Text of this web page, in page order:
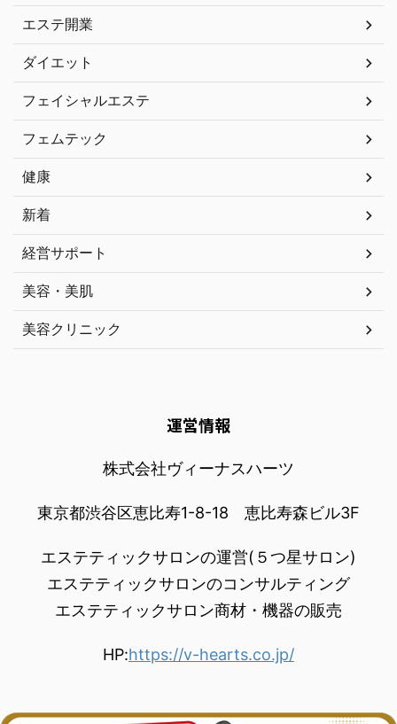
エステ開業
ダイエット
フェイシャルエステ
フェムテック
健康
新着
経営サポート
美容・美肌
美容クリニック
運営情報
株式会社ヴィーナスハーツ
東京都渋谷区恵比寿1-8-18 恵比寿森ビル3F
エステティックサロンの運営(５つ星サロン)
エステティックサロンのコンサルティング
エステティックサロン商材・機器の販売
HP:https://v-hearts.co.jp/